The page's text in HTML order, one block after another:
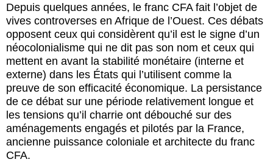
Depuis quelques années, le franc CFA fait l’objet de
vives controverses en Afrique de l’Ouest. Ces débats
opposent ceux qui considèrent qu’il est le signe d’un
néocolonialisme qui ne dit pas son nom et ceux qui
mettent en avant la stabilité monétaire (interne et
externe) dans les États qui l’utilisent comme la
preuve de son efficacité économique. La persistance
de ce débat sur une période relativement longue et
les tensions qu’il charrie ont débouché sur des
aménagements engagés et pilotés par la France,
ancienne puissance coloniale et architecte du franc
CFA.